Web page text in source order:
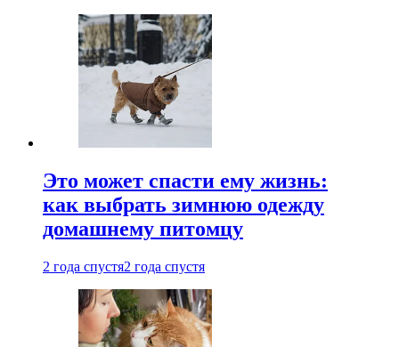
Это может спасти ему жизнь:
как выбрать зимнюю одежду
домашнему питомцу
2 года спустя2 года спустя